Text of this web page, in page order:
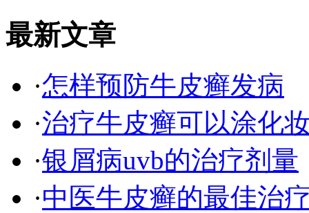
最新文章
·怎样预防牛皮癣发病
·治疗牛皮癣可以涂化
·银屑病uvb的治疗剂量
·中医牛皮癣的最佳治